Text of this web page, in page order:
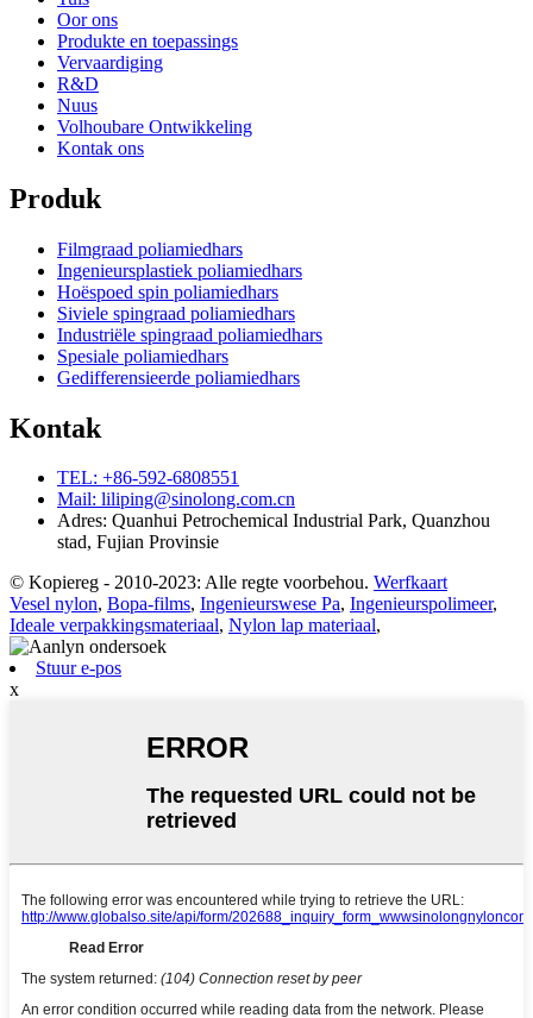
Oor ons
Produkte en toepassings
Vervaardiging
R&D
Nuus
Volhoubare Ontwikkeling
Kontak ons
Produk
Filmgraad poliamiedhars
Ingenieursplastiek poliamiedhars
Hoëspoed spin poliamiedhars
Siviele spingraad poliamiedhars
Industriële spingraad poliamiedhars
Spesiale poliamiedhars
Gedifferensieerde poliamiedhars
Kontak
TEL: +86-592-6808551
Mail: liliping@sinolong.com.cn
Adres: Quanhui Petrochemical Industrial Park, Quanzhou
stad, Fujian Provinsie
© Kopiereg - 2010-2023: Alle regte voorbehou. Werfkaart
Vesel nylon, Bopa-films, Ingenieurswese Pa, Ingenieurspolimeer,
Ideale verpakkingsmateriaal, Nylon lap materiaal,
Stuur e-pos
x